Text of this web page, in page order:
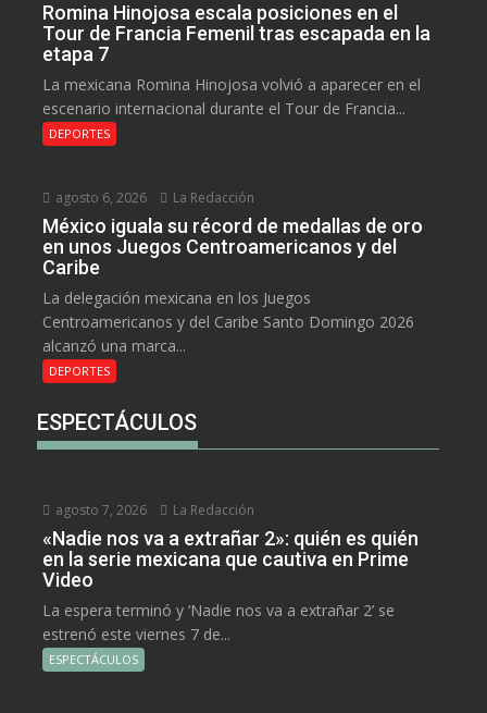
Romina Hinojosa escala posiciones en el
Tour de Francia Femenil tras escapada en la
etapa 7
La mexicana Romina Hinojosa volvió a aparecer en el
escenario internacional durante el Tour de Francia...
DEPORTES
agosto 6, 2026 La Redacción
México iguala su récord de medallas de oro
en unos Juegos Centroamericanos y del
Caribe
La delegación mexicana en los Juegos
Centroamericanos y del Caribe Santo Domingo 2026
alcanzó una marca...
DEPORTES
ESPECTÁCULOS
agosto 7, 2026 La Redacción
«Nadie nos va a extrañar 2»: quién es quién
en la serie mexicana que cautiva en Prime
Video
La espera terminó y ‘Nadie nos va a extrañar 2’ se
estrenó este viernes 7 de...
ESPECTÁCULOS